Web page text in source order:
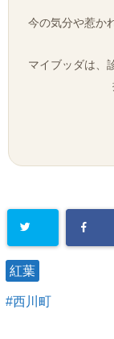
今の気分や惹か
マイブッダは、
紅葉
西川町